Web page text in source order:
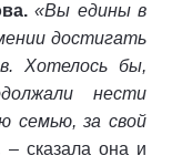
«Вы едины в
достигать
Хотелось бы,
нести
семью, за свой
– сказала она и